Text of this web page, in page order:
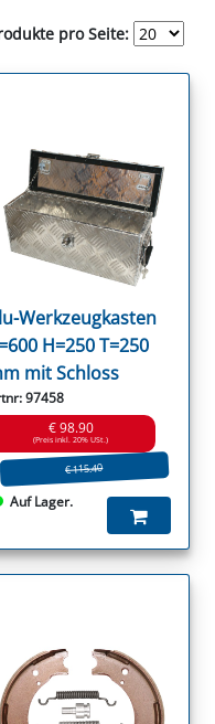
pro Seite:
Werkzeugkasten
H=250 T=250
mit Schloss
97458
€ 98.90
(Preis inkl. 20% USt.)
€ 115.40
Auf Lager.